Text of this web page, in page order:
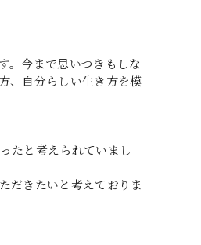
。今まで思いつきもしな
、自分らしい生き方を模
たと考えられていまし
だきたいと考えておりま